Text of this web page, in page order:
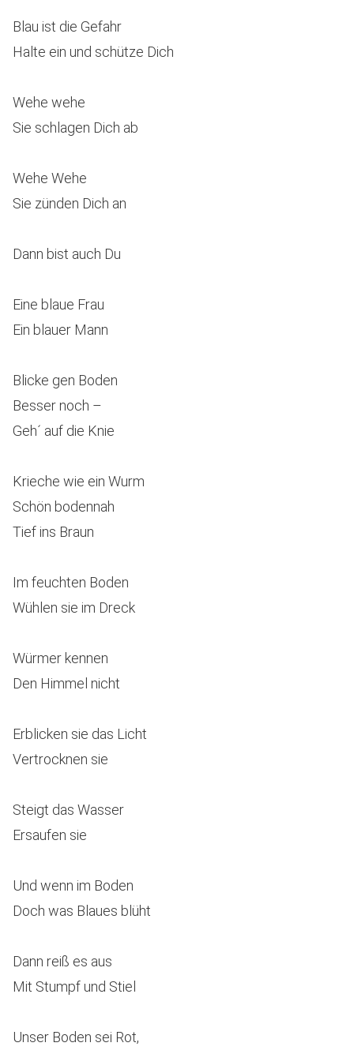
Blau ist die Gefahr
Halte ein und schütze Dich
Wehe wehe
Sie schlagen Dich ab
Wehe Wehe
Sie zünden Dich an
Dann bist auch Du
Eine blaue Frau
Ein blauer Mann
Blicke gen Boden
Besser noch –
Geh´ auf die Knie
Krieche wie ein Wurm
Schön bodennah
Tief ins Braun
Im feuchten Boden
Wühlen sie im Dreck
Würmer kennen
Den Himmel nicht
Erblicken sie das Licht
Vertrocknen sie
Steigt das Wasser
Ersaufen sie
Und wenn im Boden
Doch was Blaues blüht
Dann reiß es aus
Mit Stumpf und Stiel
Unser Boden sei Rot,